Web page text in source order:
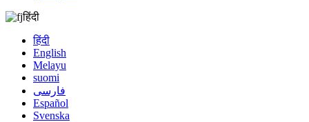
हिंदी
हिंदी
English
Melayu
suomi
فارسی
Español
Svenska